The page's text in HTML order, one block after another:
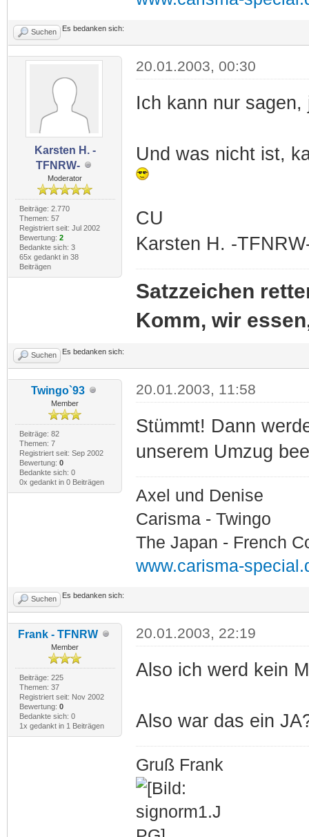
Suchen Es bedanken sich:
Karsten H. -
TFNRW-
Moderator
Beiträge: 2.770
Themen: 57
Registriert seit: Jul 2002
Bewertung: 2
Bedankte sich: 3
65x gedankt in 38
Beiträgen
20.01.2003, 00:30
Ich kann nur
Und was nicht ist,
CU
Karsten H. -
Satzzeichen
Komm, wir
Suchen Es bedanken sich:
Twingo`93
Member
Beiträge: 82
Themen: 7
Registriert seit: Sep 2002
Bewertung: 0
Bedankte sich: 0
0x gedankt in 0 Beiträgen
20.01.2003, 11:58
Stümmt! Dann
unserem Umzug
Axel und Denise
Carisma - Twingo
The Japan - French
www.carisma-
Suchen Es bedanken sich:
Frank - TFNRW
Member
Beiträge: 225
Themen: 37
Registriert seit: Nov 2002
Bewertung: 0
Bedankte sich: 0
1x gedankt in 1 Beiträgen
20.01.2003, 22:19
Also ich werd kein
Also war das ein
Gruß Frank